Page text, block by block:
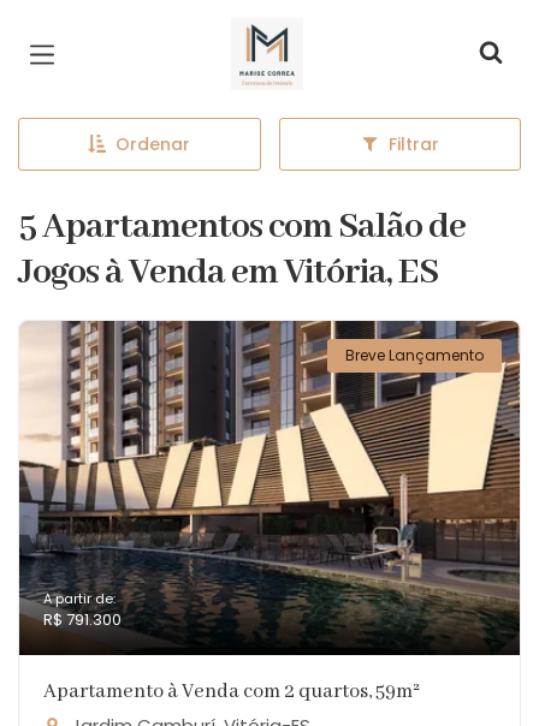
Página inicial
Ordenar Filtrar
5 Apartamentos com Salão de
Jogos à Venda em Vitória, ES
Breve Lançamento
A partir de:
R$ 791.300
Apartamento à Venda com 2 quartos, 59m²